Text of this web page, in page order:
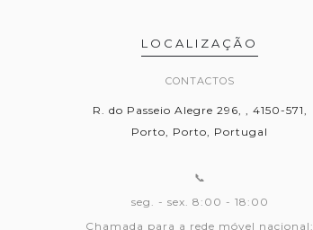
LOCALIZAÇÃO
CONTACTOS
R. do Passeio Alegre 296, , 4150-571,
Porto, Porto, Portugal
📞
seg. - sex. 8:00 - 18:00
Chamada para a rede móvel nacional: